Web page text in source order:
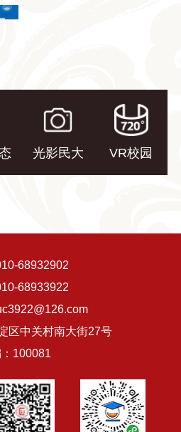
光影民大 VR校园
68932902
68933922
区中关村南大街27号
100081